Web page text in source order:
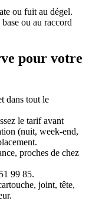
ou fuit au dégel.
ou au raccord
pour votre
dans tout le
le tarif avant
(nuit, week-end,
proches de chez
99 85.
joint, tête,